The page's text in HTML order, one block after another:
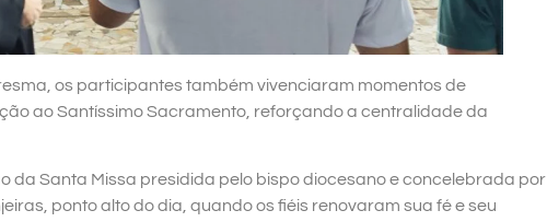
os participantes também vivenciaram momentos de
ao Santíssimo Sacramento, reforçando a centralidade da
da Santa Missa presidida pelo bispo diocesano e concelebrada por
ponto alto do dia, quando os fiéis renovaram sua fé e seu